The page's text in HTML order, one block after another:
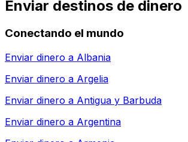
Enviar destinos de dinero
Conectando el mundo
Enviar dinero a Albania
Enviar dinero a Argelia
Enviar dinero a Antigua y Barbuda
Enviar dinero a Argentina